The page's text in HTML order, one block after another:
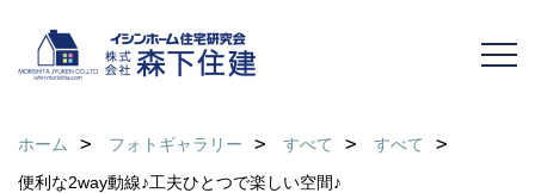
ホーム フォトギャラリー すべて
すべて
便利な2way動線♪工夫ひとつで楽しい空間♪